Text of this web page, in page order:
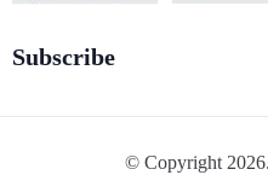
Subscribe
© Copyright